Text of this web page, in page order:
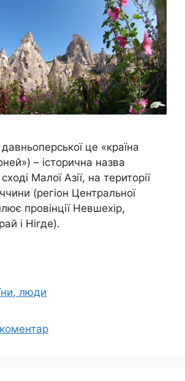
це «країна
– історична назва
Малої Азії, на території
(регіон Центральної
провінції Невшехір,
і Нігде).
люди